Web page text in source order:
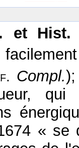
et Hist.
Compl.
qui
« se